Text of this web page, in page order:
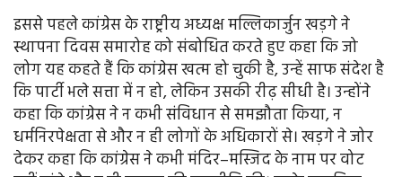
इससे पहले कांग्रेस के राष्ट्रीय अध्यक्ष मल्लिकार्जुन खड़गे ने
स्थापना दिवस समारोह को संबोधित करते हुए कहा कि जो
लोग यह कहते हैं कि कांग्रेस खत्म हो चुकी है, उन्हें साफ संदेश है
कि पार्टी भले सत्ता में न हो, लेकिन उसकी रीढ़ सीधी है। उन्होंने
कहा कि कांग्रेस ने न कभी संविधान से समझौता किया, न
धर्मनिरपेक्षता से और न ही लोगों के अधिकारों से। खड़गे ने जोर
देकर कहा कि कांग्रेस ने कभी मंदिर–मस्जिद के नाम पर वोट